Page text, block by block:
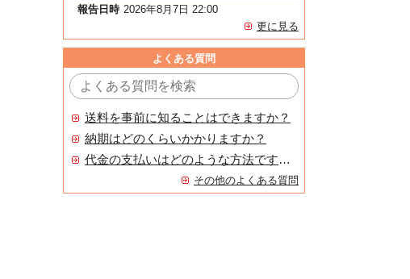
報告日時 2026年8月7日 22:00
更に見る
よくある質問
送料を事前に知ることはできますか？
納期はどのくらいかかりますか？
代金の支払いはどのような方法ですか？
その他のよくある質問